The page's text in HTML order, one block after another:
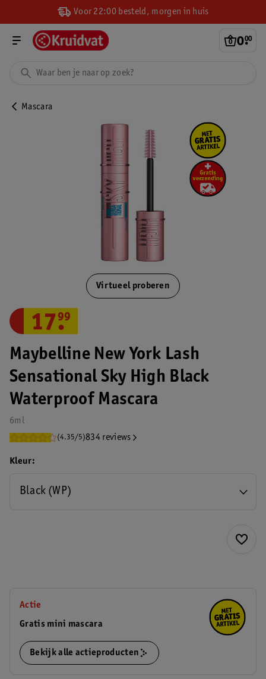
Voor 22:00 besteld, morgen in huis
0.
00
Mascara
Virtueel proberen
Maybelline New York Lash
Sensational Sky High Black
Waterproof Mascara
6ml
(4.35/5)834 reviews
17.
99
Kleur
Black (WP)
Actie
Gratis mini mascara
Bekijk alle actieproducten